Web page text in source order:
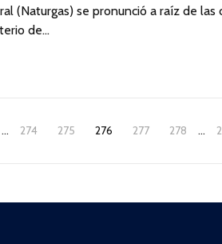
(Naturgas) se pronunció a raíz de
de…
… 274 275 276 277 278 …